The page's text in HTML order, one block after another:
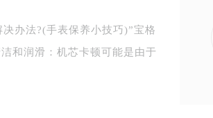
约）
预约）
层1706室（需提前预约）
办法?(手表保养小技巧)”宝格
和润滑：机芯卡顿可能是由于